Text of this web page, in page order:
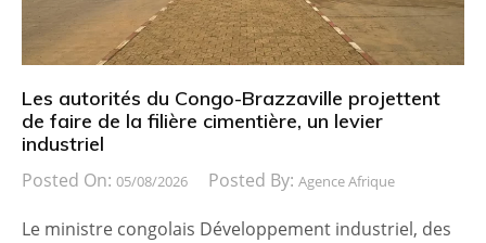
Les autorités du Congo-Brazzaville projettent
de faire de la filière cimentière, un levier
industriel
Posted On: 05/08/2026 Posted By: Agence Afrique
Le ministre congolais Développement industriel, des